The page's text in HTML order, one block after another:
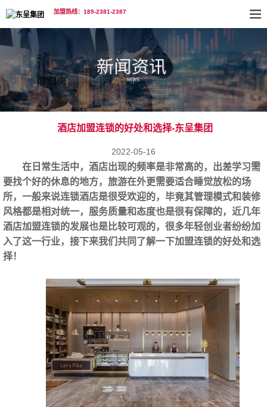
加盟热线：189-2381-2387
酒店加盟连锁的好处和选择-东呈集团
2022-05-16
在日常生活中，酒店出现的频率是非常高的，出差学习需
要找个好的休息的地方，旅游在外更需要适合睡觉放松的场
所，一般来说连锁酒店是很受欢迎的，毕竟其管理模式和装修
风格都是相对统一，服务质量和态度也是很有保障的，近几年
酒店加盟连锁的发展也是比较可观的，很多年轻创业者纷纷加
入了这一行业，接下来我们共同了解一下加盟连锁的好处和选
择！